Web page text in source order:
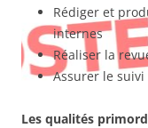
Rédiger et
internes
Réaliser la
Assurer le
Les qualités